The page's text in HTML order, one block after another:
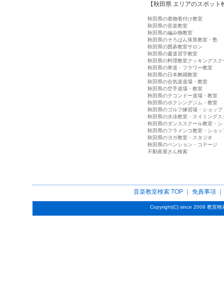
【秋田県 エリアのスポット
秋田県の着物着付け教室
秋田県の音楽教室
秋田県の編み物教室
秋田県のそろばん珠算教室・塾
秋田県の囲碁教室サロン
秋田県の書道習字教室
秋田県の料理教室クッキングスク
秋田県の華道・フラワー教室
秋田県の日本舞踊教室
秋田県の合気道道場・教室
秋田県の空手道場・教室
秋田県のテコンドー道場・教室
秋田県のボクシングジム・教室
秋田県のゴルフ練習場・ショップ
秋田県の水泳教室・スイミングス
秋田県のダンススクール教室・シ
秋田県のフラメンコ教室・ショッ
秋田県のヨガ教室・スタジオ
秋田県のペンション・コテージ
不動産屋さん検索
音楽教室検索TOP ｜ 免責事項
Copyright(C) since 2008 教室検